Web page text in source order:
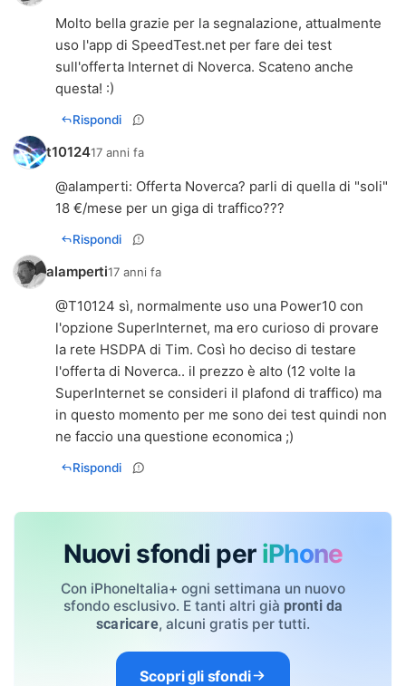
Molto bella grazie per la segnalazione, attualmente
uso l'app di SpeedTest.net per fare dei test
sull'offerta Internet di Noverca. Scateno anche
questa! :)
Rispondi
t1012417 anni fa
@alamperti: Offerta Noverca? parli di quella di "soli"
18 €/mese per un giga di traffico???
Rispondi
alamperti17 anni fa
@T10124 sì, normalmente uso una Power10 con
l'opzione SuperInternet, ma ero curioso di provare
la rete HSDPA di Tim. Così ho deciso di testare
l'offerta di Noverca.. il prezzo è alto (12 volte la
SuperInternet se consideri il plafond di traffico) ma
in questo momento per me sono dei test quindi non
ne faccio una questione economica ;)
Rispondi
Nuovi sfondi per iPhone
Con iPhoneItalia+ ogni settimana un nuovo
sfondo esclusivo. E tanti altri già pronti da
scaricare, alcuni gratis per tutti.
Scopri gli sfondi